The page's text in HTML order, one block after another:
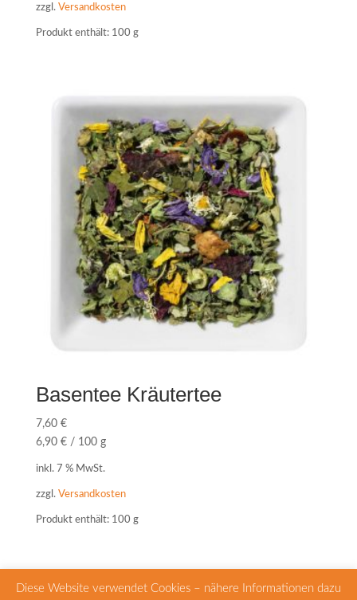
zzgl. Versandkosten
Produkt enthält: 100 g
Basentee Kräutertee
7,60 €
6,90 €/ 100 g
inkl. 7 % MwSt.
zzgl. Versandkosten
Produkt enthält: 100 g
Diese Website verwendet Cookies – nähere Informationen dazu